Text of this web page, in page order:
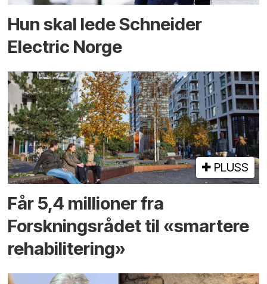
Hun skal lede Schneider
Electric Norge
PLUSS
Får 5,4 millioner fra
Forskningsrådet til «smartere
rehabilitering»